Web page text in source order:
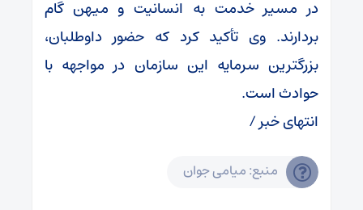
در مسیر خدمت به انسانیت و میهن گام
بردارند. وی تأکید کرد که حضور داوطلبان،
بزرگترین سرمایه این سازمان در مواجهه با
حوادث است.
انتهای خبر /
منبع: میامی جوان